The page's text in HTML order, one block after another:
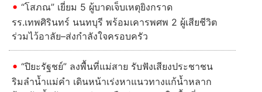
“โสภณ” เยี่ยม 5 ผู้บาดเจ็บเหตุยิงกราด
รร.เทพศิรินทร์ นนทบุรี พร้อมเคารพศพ 2 ผู้เสียชีวิต
ร่วมไว้อาลัย–ส่งกำลังใจครอบครัว
“ปิยะรัฐชย์” ลงพื้นที่แม่สาย รับฟังเสียงประชาชน
ริมลำน้ำแม่คำ เดินหน้าเร่งหาแนวทางแก้น้ำหลาก